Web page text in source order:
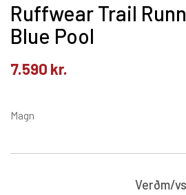
Ruffwear Trail
Blue Pool
7.590 kr.
Magn
Verðm/